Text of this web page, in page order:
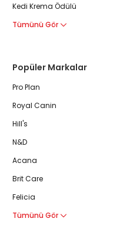
Kedi Krema Ödülü
Tümünü Gör
Popüler Markalar
Pro Plan
Royal Canin
Hill's
N&D
Acana
Brit Care
Felicia
Tümünü Gör